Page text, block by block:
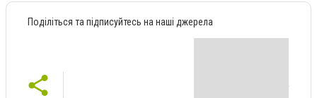
Поділіться та підписуйтесь на наші джерела